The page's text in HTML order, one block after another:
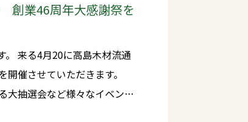
業46周年大感謝祭を
通
催させていただきます。
大抽選会など様々なイベント